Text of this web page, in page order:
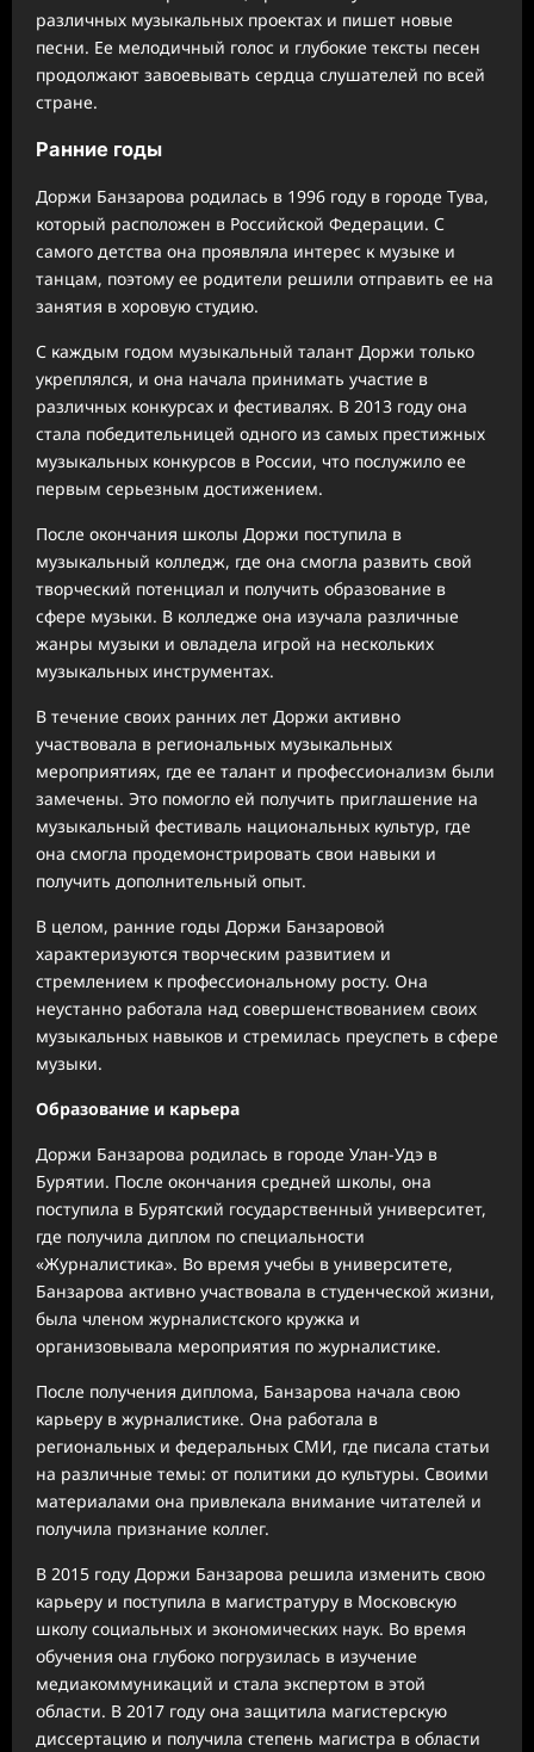
различных музыкальных проектах и пишет новые
песни. Ее мелодичный голос и глубокие тексты песен
продолжают завоевывать сердца слушателей по всей
стране.
Ранние годы
Доржи Банзарова родилась в 1996 году в городе Тува,
который расположен в Российской Федерации. С
самого детства она проявляла интерес к музыке и
танцам, поэтому ее родители решили отправить ее на
занятия в хоровую студию.
С каждым годом музыкальный талант Доржи только
укреплялся, и она начала принимать участие в
различных конкурсах и фестивалях. В 2013 году она
стала победительницей одного из самых престижных
музыкальных конкурсов в России, что послужило ее
первым серьезным достижением.
После окончания школы Доржи поступила в
музыкальный колледж, где она смогла развить свой
творческий потенциал и получить образование в
сфере музыки. В колледже она изучала различные
жанры музыки и овладела игрой на нескольких
музыкальных инструментах.
В течение своих ранних лет Доржи активно
участвовала в региональных музыкальных
мероприятиях, где ее талант и профессионализм были
замечены. Это помогло ей получить приглашение на
музыкальный фестиваль национальных культур, где
она смогла продемонстрировать свои навыки и
получить дополнительный опыт.
В целом, ранние годы Доржи Банзаровой
характеризуются творческим развитием и
стремлением к профессиональному росту. Она
неустанно работала над совершенствованием своих
музыкальных навыков и стремилась преуспеть в сфере
музыки.
Образование и карьера
Доржи Банзарова родилась в городе Улан-Удэ в
Бурятии. После окончания средней школы, она
поступила в Бурятский государственный университет,
где получила диплом по специальности
«Журналистика». Во время учебы в университете,
Банзарова активно участвовала в студенческой жизни,
была членом журналистского кружка и
организовывала мероприятия по журналистике.
После получения диплома, Банзарова начала свою
карьеру в журналистике. Она работала в
региональных и федеральных СМИ, где писала статьи
на различные темы: от политики до культуры. Своими
материалами она привлекала внимание читателей и
получила признание коллег.
В 2015 году Доржи Банзарова решила изменить свою
карьеру и поступила в магистратуру в Московскую
школу социальных и экономических наук. Во время
обучения она глубоко погрузилась в изучение
медиакоммуникаций и стала экспертом в этой
области. В 2017 году она защитила магистерскую
диссертацию и получила степень магистра в области